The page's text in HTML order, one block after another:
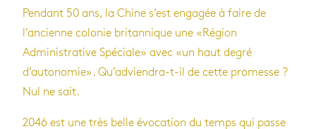
Pendant 50 ans, la Chine s’est engagée à faire de
l’ancienne colonie britannique une «Région
Administrative Spéciale» avec «un haut degré
d’autonomie». Qu’adviendra-t-il de cette promesse ?
Nul ne sait.
2046 est une très belle évocation du temps qui passe